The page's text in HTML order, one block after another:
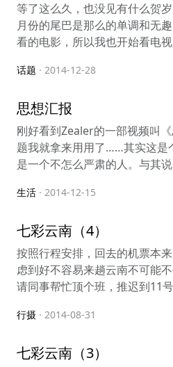
等了这么久，也没见有什么贺
月份的尾巴是那么的单调和无
看的电影，所以我也开始看电
话题 · 2014-12-28
思想汇报
刚好看到Zealer的一部视频叫
题我就拿来用用了……其实这是
是一个不怎么严肃的人。与其
生活 · 2014-12-15
七彩云南（4）
按照行程安排，回去的机票本
虑到好不容易来趟云南不可能
请同事帮忙顶个班，推迟到11
行摄 · 2014-08-31
七彩云南（3）